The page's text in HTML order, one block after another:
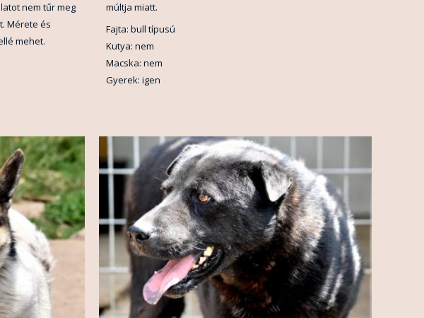
nem tűr meg
Mérete és
mehet.
múltja miatt.
Fajta: bull típusú
Kutya: nem
Macska: nem
Gyerek: igen